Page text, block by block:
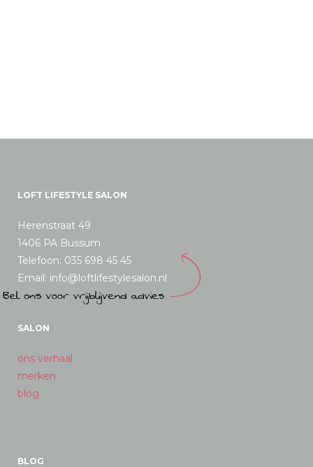
LOFT LIFESTYLE SALON
Herenstraat 49
1406 PA Bussum
Telefoon: 035 698 45 45
Email: info@loftlifestylesalon.nl
SALON
ons verhaal
merken
blog
BLOG